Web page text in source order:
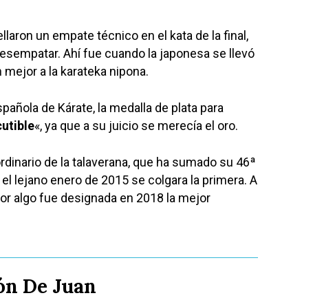
un empate técnico en el kata de la final,
Ahí fue cuando la japonesa se llevó
a la karateka nipona.
de Kárate, la medalla de plata para
«, ya que a su juicio se merecía el oro.
de la talaverana, que ha sumado su 46ª
lejano enero de 2015 se colgara la primera. A
algo fue designada en 2018 la mejor
De Juan